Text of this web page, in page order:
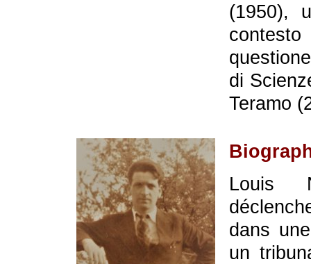
(1950),
di
Teramo
Louis
dans
un